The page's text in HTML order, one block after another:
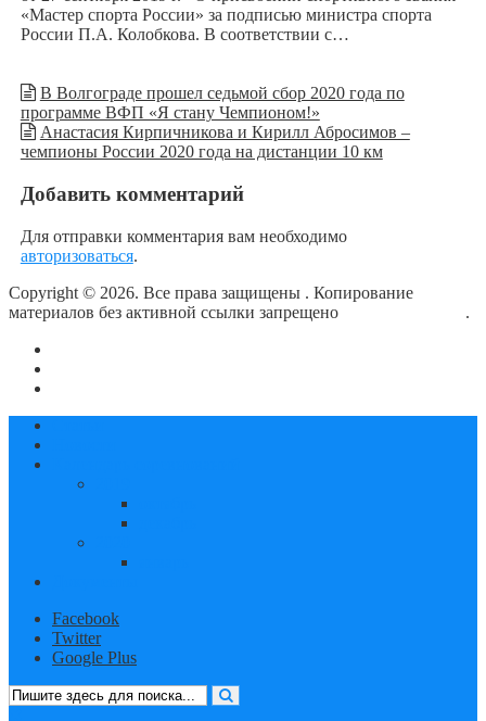
«Мастер спорта России» за подписью министра спорта
России П.А. Колобкова. В соответствии с…
В Волгограде прошел седьмой сбор 2020 года по
программе ВФП «Я стану Чемпионом!»
Анастасия Кирпичникова и Кирилл Абросимов –
чемпионы России 2020 года на дистанции 10 км
Добавить комментарий
Для отправки комментария вам необходимо
авторизоваться.
Copyright © 2026. Все права защищены . Копирование
материалов без активной ссылки запрещено
.
Facebook
Twitter
Google Plus